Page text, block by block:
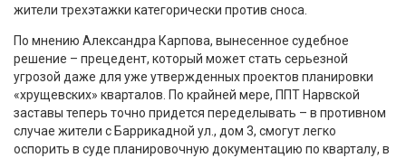
жители трехэтажки категорически против сноса.
По мнению Александра Карпова, вынесенное судебное
решение – прецедент, который может стать серьезной
угрозой даже для уже утвержденных проектов планировки
«хрущевских» кварталов. По крайней мере, ППТ Нарвской
заставы теперь точно придется переделывать – в противном
случае жители с Баррикадной ул., дом 3, смогут легко
оспорить в суде планировочную документацию по кварталу, в